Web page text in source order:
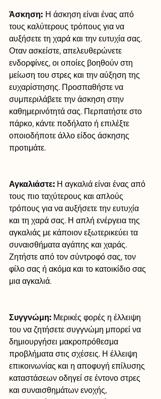
Άσκηση: Η άσκηση είναι ένας από
τους καλύτερους τρόπους για να
αυξήσετε τη χαρά και την ευτυχία σας.
Οταν ασκείστε, απελευθερώνετε
ενδορφίνες, οι οποίες βοηθούν στη
μείωση του στρες και την αύξηση της
ευχαρίστησης. Προσπαθήστε να
συμπεριλάβετε την άσκηση στην
καθημερινότητά σας. Περπατήστε στο
πάρκο, κάντε ποδήλατο ή επιλέξτε
οποιοδήποτε άλλο είδος άσκησης
προτιμάτε.
Αγκαλιάστε: Η αγκαλιά είναι ένας από
τους πιο ταχύτερους και απλούς
τρόπους για να αυξήσετε την ευτυχία
και τη χαρά σας. Η απλή ενέργεια της
αγκαλιάς με κάποιον εξωτερικεύει τα
συναισθήματα αγάπης και χαράς.
Ζητήστε από τον σύντροφό σας, τον
φίλο σας ή ακόμα και το κατοικίδιο σας
μια αγκαλιά.
Συγγνώμη: Μερικές φορές η έλλειψη
του να ζητήσετε συγγνώμη μπορεί να
δημιουργήσει μακροπρόθεσμα
προβλήματα στις σχέσεις. Η έλλειψη
επικοινωνίας και η αποφυγή επίλυσης
καταστάσεων οδηγεί σε έντονο στρες
και συναισθημάτων ενοχής,